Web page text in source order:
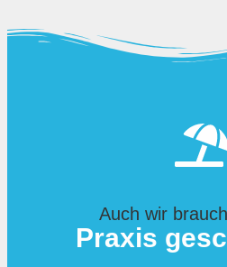
Auch wir
Praxis